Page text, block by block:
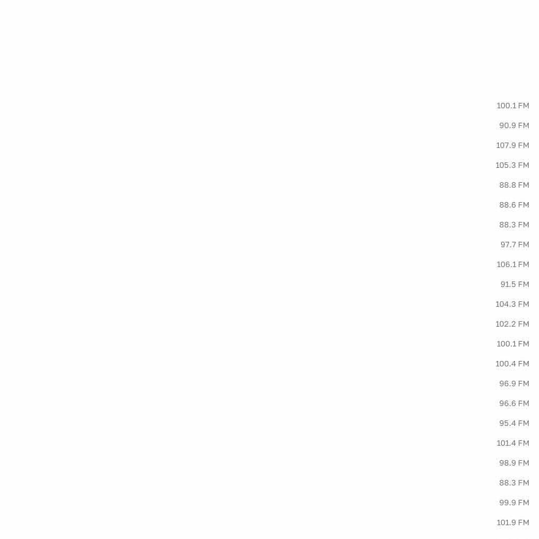
100.1 FM
90.9 FM
107.9 FM
105.3 FM
88.8 FM
88.6 FM
88.3 FM
97.7 FM
106.1 FM
91.5 FM
104.3 FM
102.2 FM
100.1 FM
100.4 FM
96.9 FM
96.6 FM
95.4 FM
101.4 FM
98.9 FM
88.3 FM
99.9 FM
101.9 FM